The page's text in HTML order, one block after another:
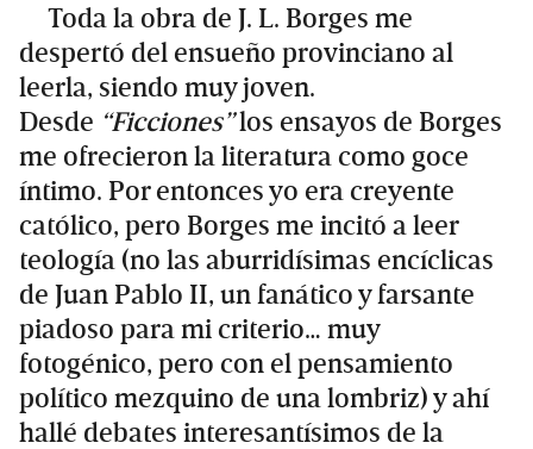
Toda la obra de J. L. Borges me
despertó del ensueño provinciano al
leerla, siendo muy joven.
Desde “Ficciones”los ensayos de Borges
me ofrecieron la literatura como goce
íntimo. Por entonces yo era creyente
católico, pero Borges me incitó a leer
teología (no las aburridísimas encíclicas
de Juan Pablo II, un fanático y farsante
piadoso para mi criterio… muy
fotogénico, pero con el pensamiento
político mezquino de una lombriz) y ahí
hallé debates interesantísimos de la